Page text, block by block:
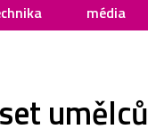
média
umělců